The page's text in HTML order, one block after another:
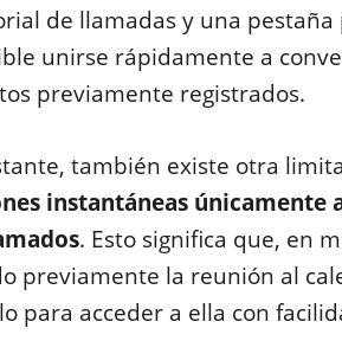
de llamadas y una
unirse rápidamente a
previamente registrados.
también existe otra
instantáneas únicamente
. Esto significa que, en
previamente la reunión al
para acceder a ella con